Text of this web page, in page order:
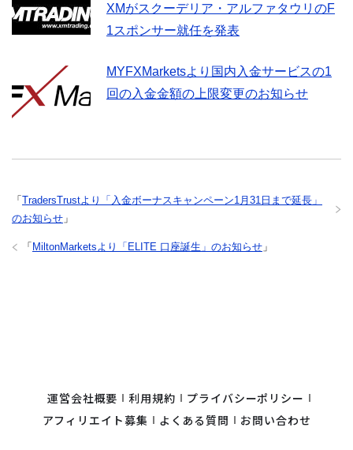
XMがスクーデリア・アルファタウリのF
1スポンサー就任を発表
MYFXMarketsより国内入金サービスの1
回の入金金額の上限変更のお知らせ
「TradersTrustより「入金ボーナスキャンペーン1月31日まで延長」
のお知らせ 」
「MiltonMarketsより「ELITE 口座誕生」のお知らせ 」
運営会社概要 利用規約
プライバシーポリシー
アフィリエイト募集
よくある質問 お問い合わせ